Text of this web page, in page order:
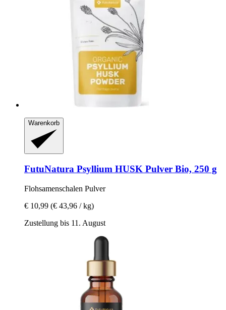
Warenkorb
FutuNatura Psyllium HUSK Pulver Bio, 250 g
Flohsamenschalen Pulver
€ 10,99 (€ 43,96 / kg)
Zustellung bis 11. August